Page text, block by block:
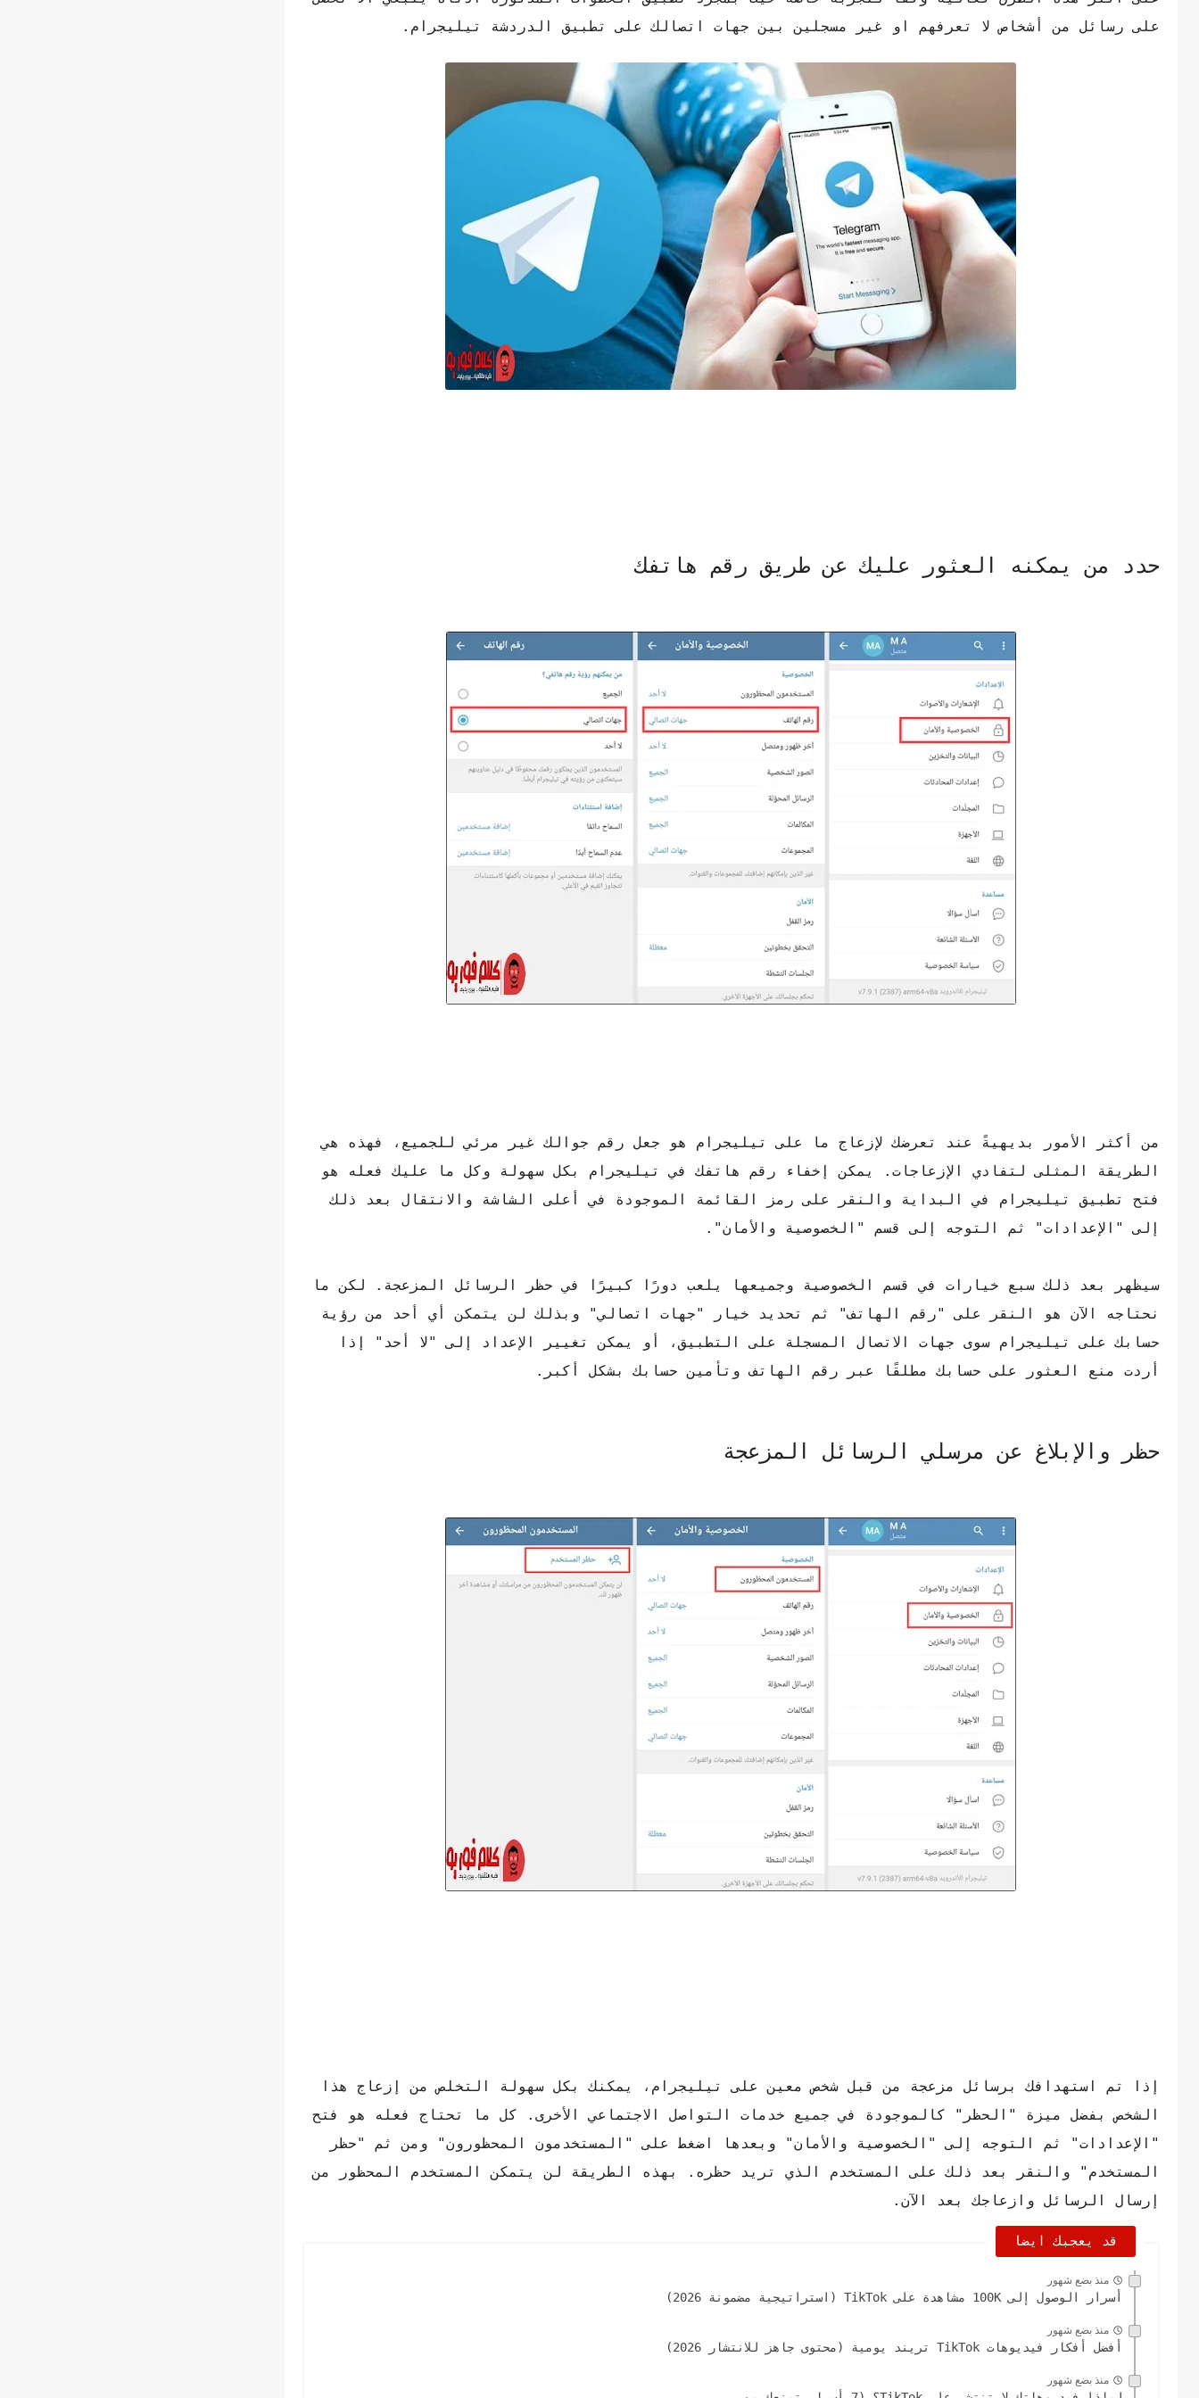
على رسائل من أشخاص لا تعرفهم او غير مسجلين بين جهات اتصالك على تطبيق الدردشة تيليجرام.
حدد من يمكنه العثور عليك عن طريق رقم هاتفك
من أكثر الأمور بديهيةً عند تعرضك لإزعاج ما على تيليجرام هو جعل رقم جوالك غير مرئي للجميع، فهذه هي
الطريقة المثلى لتفادي الإزعاجات. يمكن إخفاء رقم هاتفك في تيليجرام بكل سهولة وكل ما عليك فعله هو
فتح تطبيق تيليجرام في البداية والنقر على رمز القائمة الموجودة في أعلى الشاشة والانتقال بعد ذلك
إلى "الإعدادات" ثم التوجه إلى قسم "الخصوصية والأمان".
سيظهر بعد ذلك سبع خيارات في قسم الخصوصية وجميعها يلعب دورًا كبيرًا في حظر الرسائل المزعجة. لكن ما
نحتاجه الآن هو النقر على "رقم الهاتف" ثم تحديد خيار "جهات اتصالي" وبذلك لن يتمكن أي أحد من رؤية
حسابك على تيليجرام سوى جهات الاتصال المسجلة على التطبيق، أو يمكن تغيير الإعداد إلى "لا أحد" إذا
أردت منع العثور على حسابك مطلقًا عبر رقم الهاتف وتأمين حسابك بشكل أكبر.
حظر والإبلاغ عن مرسلي الرسائل المزعجة
إذا تم استهدافك برسائل مزعجة من قبل شخص معين على تيليجرام، يمكنك بكل سهولة التخلص من إزعاج هذا
الشخص بفضل ميزة "الحظر" كالموجودة في جميع خدمات التواصل الاجتماعي الأخرى. كل ما تحتاج فعله هو فتح
"الإعدادات" ثم التوجه إلى "الخصوصية والأمان" وبعدها اضغط على "المستخدمون المحظورون" ومن ثم "حظر
المستخدم" والنقر بعد ذلك على المستخدم الذي تريد حظره. بهذه الطريقة لن يتمكن المستخدم المحظور من
إرسال الرسائل وازعاجك بعد الآن.
قد يعجبك ايضا
منذ بضع شهور
أسرار الوصول إلى 100K مشاهدة على TikTok (استراتيجية مضمونة 2026)
منذ بضع شهور
أفضل أفكار فيديوهات TikTok تريند يومية (محتوى جاهز للانتشار 2026)
منذ بضع شهور